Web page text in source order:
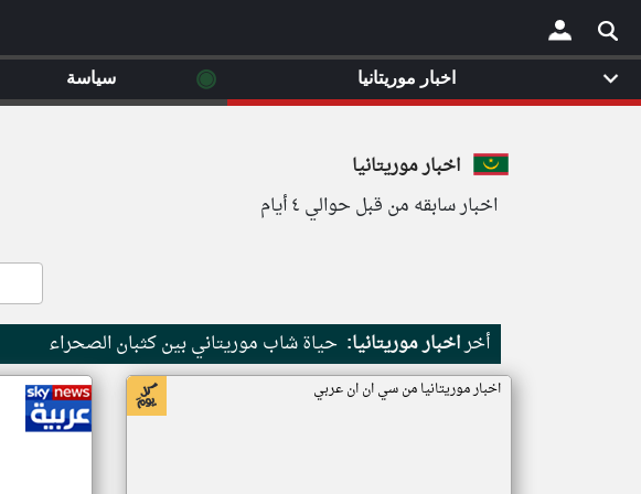
×
اخبار موريتانيا
اخبار سابقه من قبل حوالي ٤ أيام
أخراخبار موريتانيا: حياة شاب موريتاني بين كثبان الصحراء
اخبار موريتانيا من سي ان ان عربي
اخبار موريتانيا ◉ سياسة